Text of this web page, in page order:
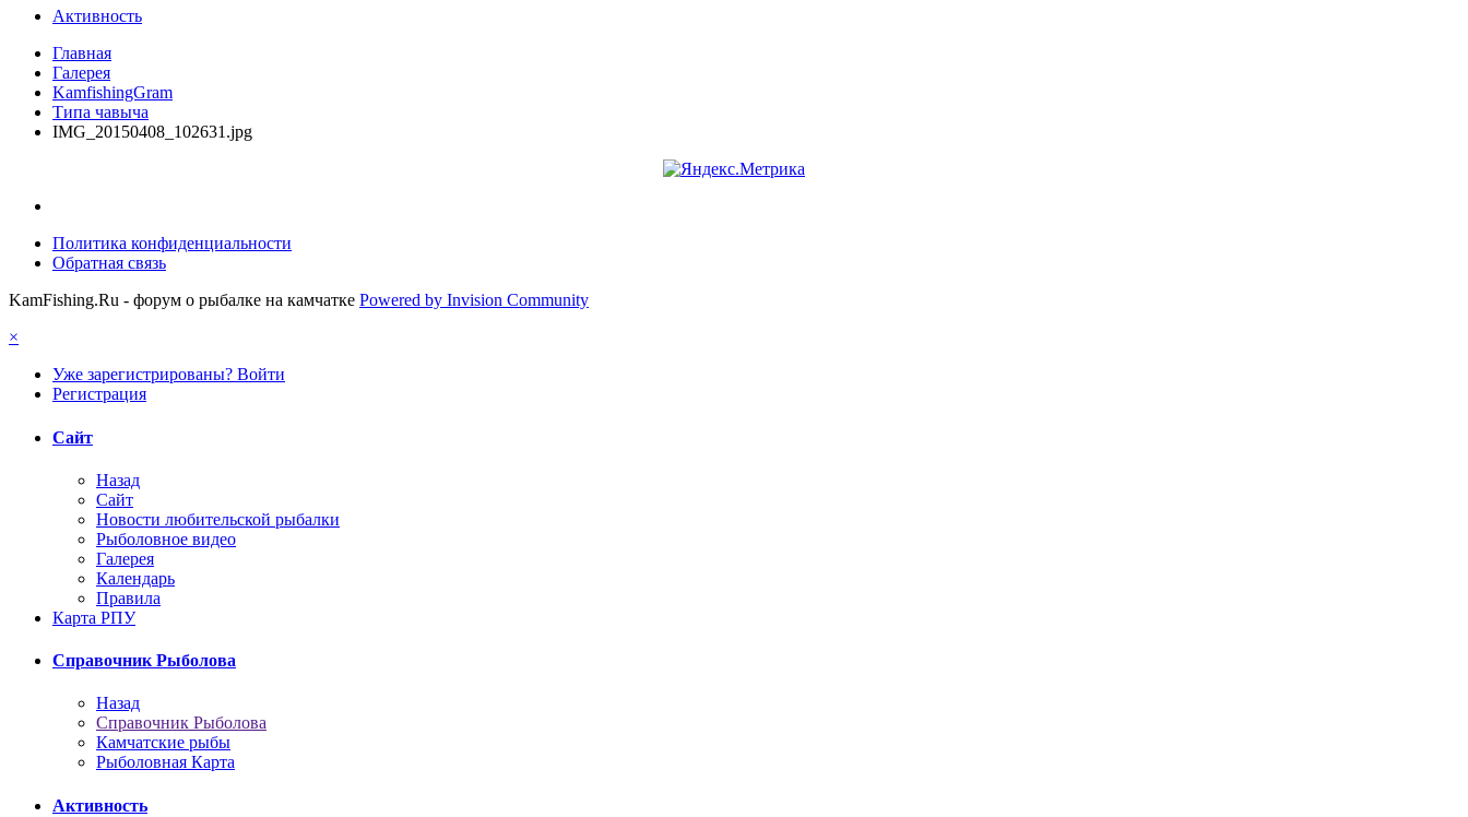
Активность
Главная
Галерея
KamfishingGram
Типа чавыча
IMG_20150408_102631.jpg
Политика конфиденциальности
Обратная связь
KamFishing.Ru - форум о рыбалке на камчатке Powered by Invision Community
×
Уже зарегистрированы? Войти
Регистрация
Сайт
Назад
Сайт
Новости любительской рыбалки
Рыболовное видео
Галерея
Календарь
Правила
Карта РПУ
Справочник Рыболова
Назад
Справочник Рыболова
Камчатские рыбы
Рыболовная Карта
Активность